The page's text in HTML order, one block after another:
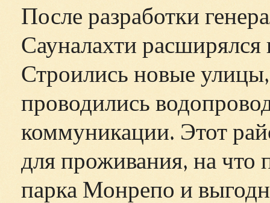
После разработки
Сауналахти расширялся
Строились новые
проводились
коммуникации. Этот
для проживания, на что
парка Монрепо и